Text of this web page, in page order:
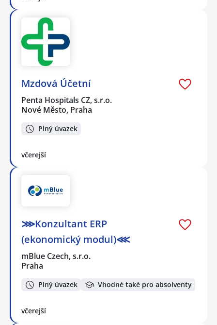
Mzdová Účetní
Penta Hospitals CZ, s.r.o.
Nové Město, Praha
Plný úvazek
včerejší
⋙Konzultant ERP
(ekonomický modul)⋘
mBlue Czech, s.r.o.
Praha
Plný úvazek Vhodné také pro absolventy
včerejší